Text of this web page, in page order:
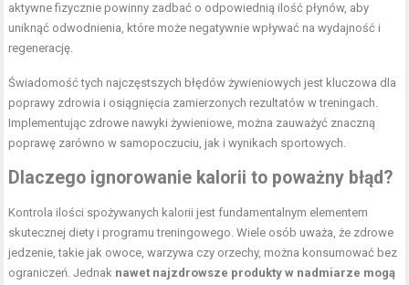
aktywne fizycznie powinny zadbać o odpowiednią ilość płynów, aby
uniknąć odwodnienia, które może negatywnie wpływać na wydajność i
regenerację.
Świadomość tych najczęstszych błędów żywieniowych jest kluczowa dla
poprawy zdrowia i osiągnięcia zamierzonych rezultatów w treningach.
Implementując zdrowe nawyki żywieniowe, można zauważyć znaczną
poprawę zarówno w samopoczuciu, jak i wynikach sportowych.
Dlaczego ignorowanie kalorii to poważny błąd?
Kontrola ilości spożywanych kalorii jest fundamentalnym elementem
skutecznej diety i programu treningowego. Wiele osób uważa, że zdrowe
jedzenie, takie jak owoce, warzywa czy orzechy, można konsumować bez
ograniczeń. Jednak nawet najzdrowsze produkty w nadmiarze mogą